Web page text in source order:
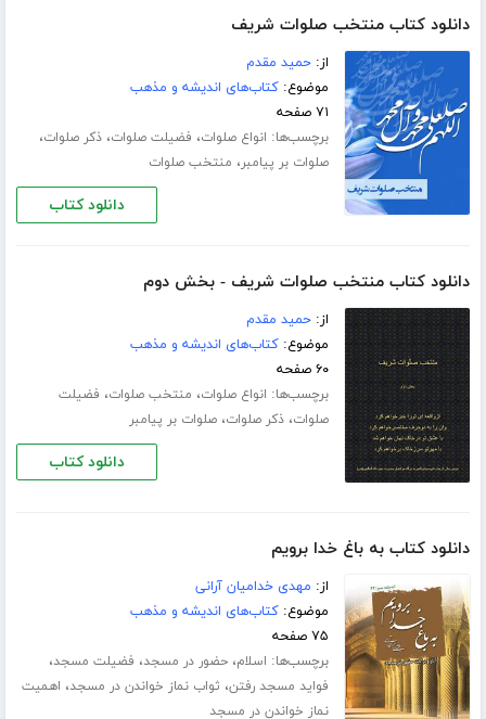
دانلود کتاب منتخب صلوات شریف
از:حمید مقدم
موضوع:کتاب‌های اندیشه و مذهب
۷۱ صفحه
برچسب‌ها: انواع صلوات، فضیلت صلوات،ذکر صلوات،
صلوات بر پیامبر، منتخب صلوات
دانلود کتاب
دانلود کتاب منتخب صلوات شریف - بخش دوم
از:حمید مقدم
موضوع:کتاب‌های اندیشه و مذهب
۶۰ صفحه
برچسب‌ها: انواع صلوات، منتخب صلوات، فضیلت
صلوات،ذکر صلوات،صلوات بر پیامبر
دانلود کتاب
دانلود کتاب به باغ خدا برویم
از: مهدی خدامیان آرانی
موضوع:کتاب‌های اندیشه و مذهب
۷۵ صفحه
برچسب‌ها: اسلام،حضور در مسجد، فضیلت مسجد،
فواید مسجد رفتن، ثواب نماز خواندن در مسجد، اهمیت
نماز خواندن در مسجد